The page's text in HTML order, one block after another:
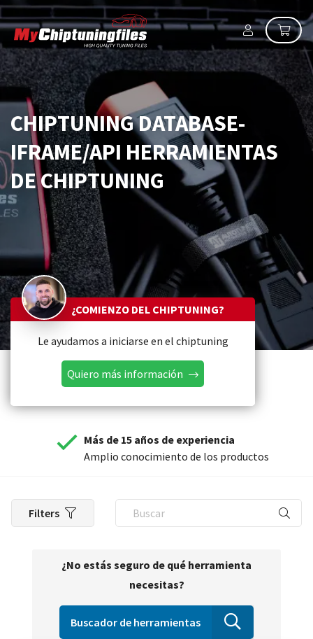
CHIPTUNING DATABASE-
IFRAME/API HERRAMIENTAS
DE CHIPTUNING
¿COMIENZO DEL CHIPTUNING?
Le ayudamos a iniciarse en el chiptuning
Quiero más información
Más de 15 años de experiencia
Amplio conocimiento de los productos
Filters
¿No estás seguro de qué herramienta
necesitas?
Buscador de herramientas